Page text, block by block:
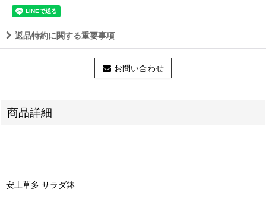
返品特約に関する重要事項
お問い合わせ
商品詳細
安土草多 サラダ鉢